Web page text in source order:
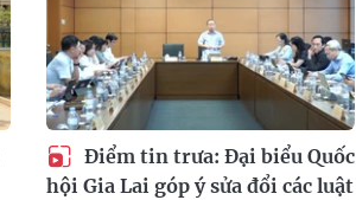
Điểm tin trưa: Đại biểu Quốc
hội Gia Lai góp ý sửa đổi các luật